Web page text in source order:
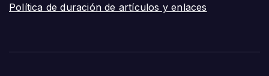
Política de duración de artículos y enlaces